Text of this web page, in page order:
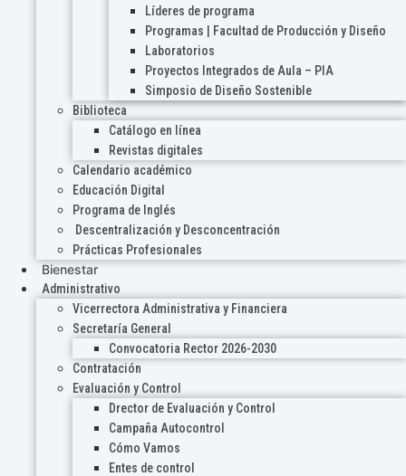
Líderes de programa
Programas | Facultad de Producción y Diseño
Laboratorios
Proyectos Integrados de Aula – PIA
Simposio de Diseño Sostenible
Biblioteca
Catálogo en línea
Revistas digitales
Calendario académico
Educación Digital
Programa de Inglés
Descentralización y Desconcentración
Prácticas Profesionales
Bienestar
Administrativo
Vicerrectora Administrativa y Financiera
Secretaría General
Convocatoria Rector 2026-2030
Contratación
Evaluación y Control
Drector de Evaluación y Control
Campaña Autocontrol
Cómo Vamos
Entes de control